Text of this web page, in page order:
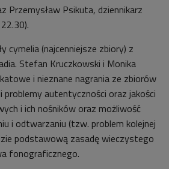
Przemysław Psikuta, dziennikarz
cymelia (najcenniejsze zbiory) z
Stefan Kruczkowski i Monika
i nieznane nagrania ze zbiorów
autentyczności oraz jakości
i ich nośników oraz możliwość
i odtwarzaniu (tzw. problem kolejnej
podstawową zasadę wieczystego
fonograficznego.